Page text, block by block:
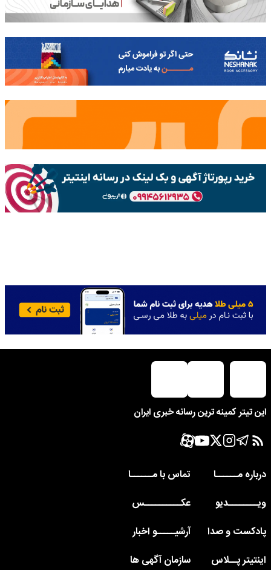
این تیتر کمینه ترین رسانه خبری ایران
درباره مــــــا
تماس با مــــــا
ویــــــــدیو
عکــــــــــس
پادکست و صدا
آرشیـــــو اخبار
اینتیتر پــلاس
سازمان آگهی ها